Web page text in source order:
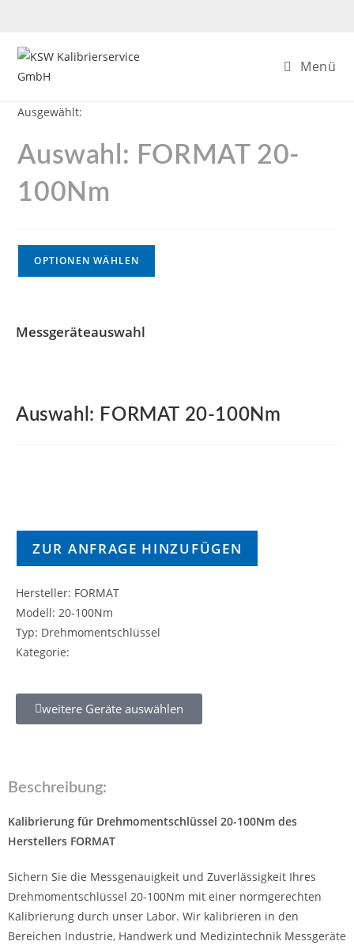
Menü
Ausgewählt:
Auswahl: FORMAT 20-
100Nm
OPTIONEN WÄHLEN
Messgeräteauswahl
Auswahl: FORMAT 20-100Nm
ZUR ANFRAGE HINZUFÜGEN
Hersteller: FORMAT
Modell: 20-100Nm
Typ: Drehmomentschlüssel
Kategorie:
weitere Geräte auswählen
Beschreibung:
Kalibrierung für Drehmomentschlüssel 20-100Nm des
Herstellers FORMAT
Sichern Sie die Messgenauigkeit und Zuverlässigkeit Ihres
Drehmomentschlüssel 20-100Nm mit einer normgerechten
Kalibrierung durch unser Labor. Wir kalibrieren in den
Bereichen Industrie, Handwerk und Medizintechnik Messgeräte